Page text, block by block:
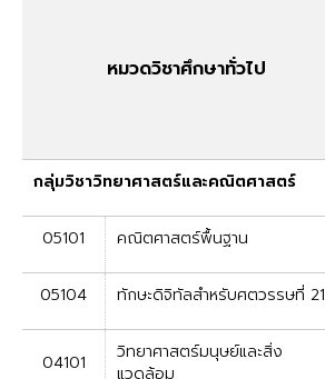
หมวดวิชาศึกษาทั่วไป
กลุ่มวิชาวิทยาศาสตร์และคณิตศาสตร์
05101 คณิตศาสตร์พื้นฐาน
05104 ทักษะดิจิทัลสำหรับศตวรรษที่ 21
04101
วิทยาศาสตร์มนุษย์และสิ่ง
แวดล้อม